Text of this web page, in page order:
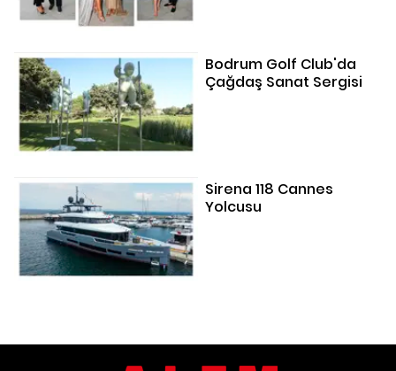
Bodrum Golf Club'da
Çağdaş Sanat Sergisi
Sirena 118 Cannes
Yolcusu